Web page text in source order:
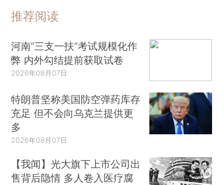
推荐阅读
河南“三支一扶”考试规模化作
弊 内外勾结提前获取试卷
2026年08月07日
特朗普坚称美国防空弹药库存
充足 但不会向乌克兰提供更
多
2026年08月07日
【我闻】光大旗下上市公司出
售背后隐情 多人卷入医疗腐